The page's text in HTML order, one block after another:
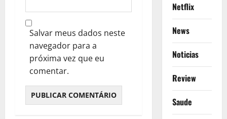
Salvar meus dados neste
navegador para a
próxima vez que eu
comentar.
Netflix
News
Noticias
Review
Saude